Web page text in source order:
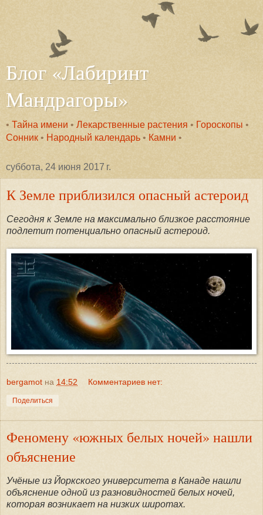
Блог «Лабиринт
Мандрагоры»
• Тайна имени • Лекарственные растения • Гороскопы •
Сонник • Народный календарь • Камни •
суббота, 24 июня 2017 г.
К Земле приблизился опасный астероид
Сегодня к Земле на максимально близкое расстояние
подлетит потенциально опасный астероид.
bergamot на 14:52 Комментариев нет:
Поделиться
Феномену «южных белых ночей» нашли
объяснение
Учёные из Йоркского университета в Канаде нашли
объяснение одной из разновидностей белых ночей,
которая возникает на низких широтах.